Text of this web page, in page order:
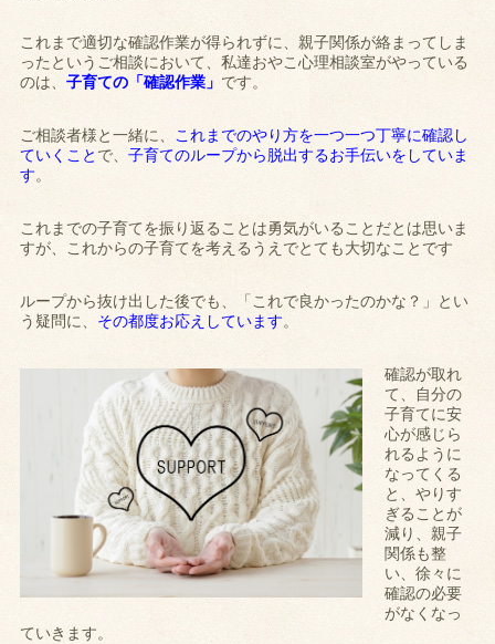
これまで適切な確認作業が得られずに、親子関係が絡まってしま
ったというご相談において、私達おやこ心理相談室がやっている
のは、子育ての「確認作業」 です。
ご相談者様と一緒に、 これまでのやり方を一つ一つ丁寧に確認し
ていくこと で、子育てのループから脱出するお手伝いをしていま
す。
これまでの子育てを振り返ることは勇気がいることだとは思いま
すが、これからの子育てを考えるうえでとても大切なことです
ループから抜け出した後でも、「これで良かったのかな？」とい
う疑問に、 その都度お応えしています。
確認が取れ
て、自分の
子育てに安
心が感じら
れるように
なってくる
と、やりす
ぎることが
減り、親子
関係も整
い、徐々に
確認の必要
がなくなっ
ていきます。